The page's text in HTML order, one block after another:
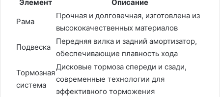
Элемент Описание
Рама
Прочная и долговечная, изготовлена из
высококачественных материалов
Подвеска
Передняя вилка и задний амортизатор,
обеспечивающие плавность хода
Тормозная
система
Дисковые тормоза спереди и сзади,
современные технологии для
эффективного торможения